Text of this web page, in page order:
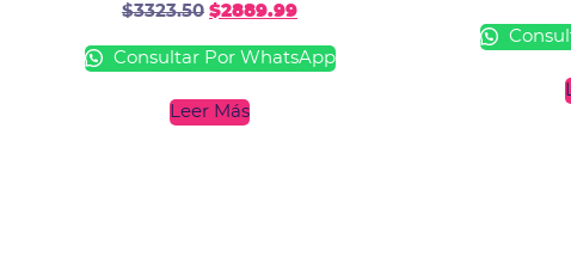
$3323.50 $2889.99
Consultar Por WhatsApp
Leer Más